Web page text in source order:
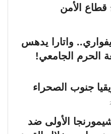
الأمن
واتارا يدهس
الحرم الجامعي!
جنوب الصحراء
الأولى ضد